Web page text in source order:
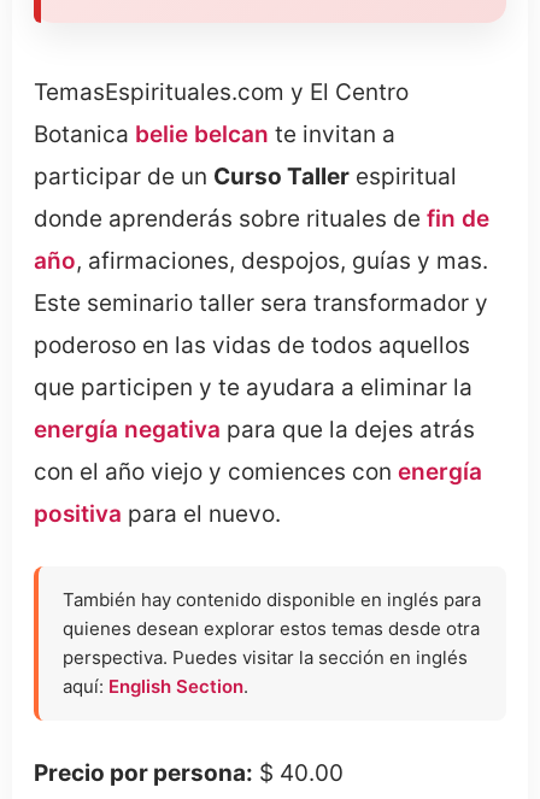
TemasEspirituales.com y El Centro
Botanica belie belcan te invitan a
participar de un Curso Taller espiritual
donde aprenderás sobre rituales de fin de
año, afirmaciones, despojos, guías y mas.
Este seminario taller sera transformador y
poderoso en las vidas de todos aquellos
que participen y te ayudara a eliminar la
energía negativa para que la dejes atrás
con el año viejo y comiences con energía
positiva para el nuevo.
También hay contenido disponible en inglés para
quienes desean explorar estos temas desde otra
perspectiva. Puedes visitar la sección en inglés
aquí: English Section.
Precio por persona: $ 40.00